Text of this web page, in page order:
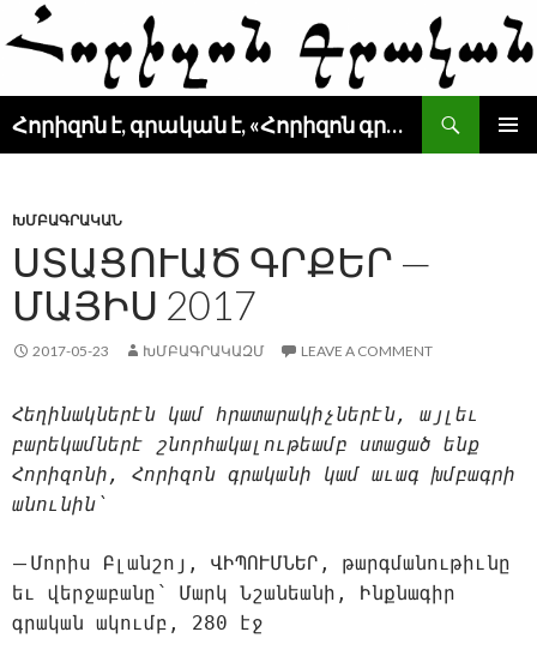
Հորիզոն է, գրական է, «Հորիզոն գրական» է
SKIP
ԽՄԲԱԳՐԱԿԱՆ
ՍՏԱՑՈՒԱԾ ԳՐՔԵՐ —
ՄԱՅԻՍ 2017
2017-05-23 ԽՄԲԱԳՐԱԿԱԶՄ LEAVE A COMMENT
Հեղինակներէն կամ հրատարակիչներէն, այլեւ
բարեկամներէ շնորհակալութեամբ ստացած ենք
Հորիզոնի, Հորիզոն գրականի կամ աւագ խմբագրի
անունին՝
— Մորիս Բլանշոյ, ՎԻՊՈՒՄՆԵՐ, թարգմանութիւնը
եւ վերջաբանը՝ Մարկ Նշանեանի, Ինքնագիր
գրական ակումբ, 280 էջ